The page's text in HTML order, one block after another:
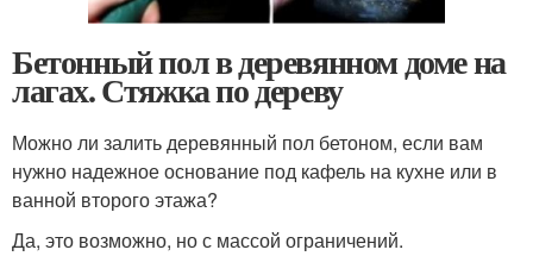
Бетонный пол в деревянном доме на
лагах. Стяжка по дереву
Можно ли залить деревянный пол бетоном, если вам
нужно надежное основание под кафель на кухне или в
ванной второго этажа?
Да, это возможно, но с массой ограничений.